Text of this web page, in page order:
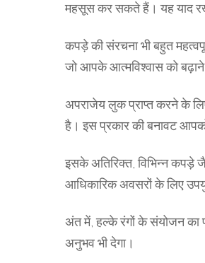
महसूस कर सकते हैं। यह याद रखें
कपड़े की संरचना भी बहुत
जो आपके आत्मविश्वास को
अपराजेय लुक प्राप्त करने के
है। इस प्रकार की बनावट
इसके अतिरिक्त, विभिन्न
आधिकारिक अवसरों के लिए
अंत में, हल्के रंगों के संयोजन का
अनुभव भी देगा।